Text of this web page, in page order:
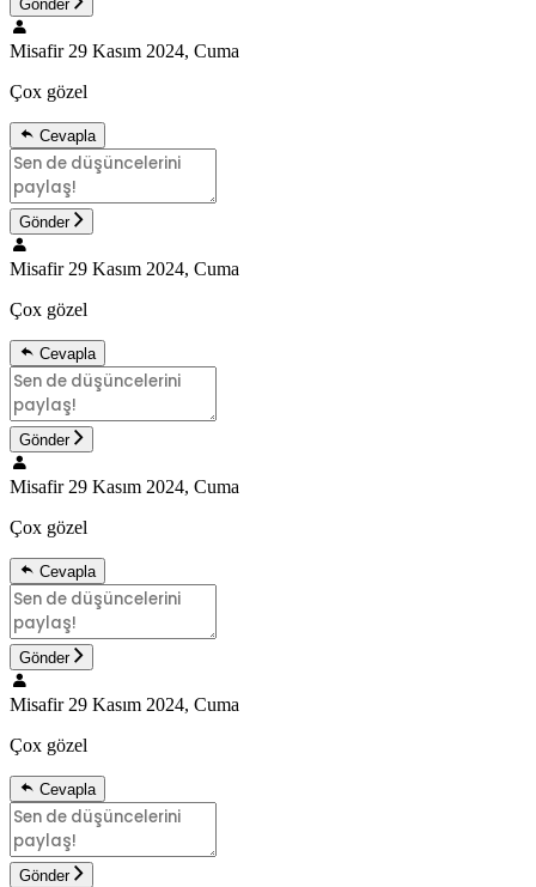
Gönder
Misafir 29 Kasım 2024, Cuma
Çox gözel
Cevapla
Gönder
Misafir 29 Kasım 2024, Cuma
Çox gözel
Cevapla
Gönder
Misafir 29 Kasım 2024, Cuma
Çox gözel
Cevapla
Gönder
Misafir 29 Kasım 2024, Cuma
Çox gözel
Cevapla
Gönder